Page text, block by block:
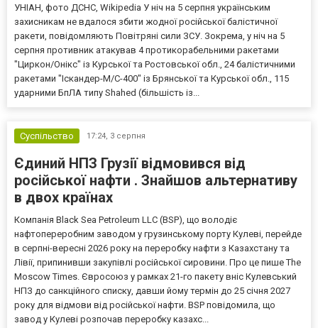
УНІАН, фото ДСНС, Wikipedia У ніч на 5 серпня українським
захисникам не вдалося збити жодної російської балістичної
ракети, повідомляють Повітряні сили ЗСУ. Зокрема, у ніч на 5
серпня противник атакував 4 протикорабельними ракетами
"Циркон/Онікс" із Курської та Ростовської обл., 24 балістичними
ракетами "Іскандер-М/С-400" із Брянської та Курської обл., 115
ударними БпЛА типу Shahed (більшість із...
Суспільство 17:24, 3 серпня
Єдиний НПЗ Грузії відмовився від
російської нафти . Знайшов альтернативу
в двох країнах
Компанія Black Sea Petroleum LLC (BSP), що володіє
нафтопереробним заводом у грузинському порту Кулеві, перейде
в серпні-вересні 2026 року на переробку нафти з Казахстану та
Лівії, припинивши закупівлі російської сировини. Про це пише The
Moscow Times. Євросоюз у рамках 21-го пакету вніс Кулевський
НПЗ до санкційного списку, давши йому термін до 25 січня 2027
року для відмови від російської нафти. BSP повідомила, що
завод у Кулеві розпочав переробку казахс...